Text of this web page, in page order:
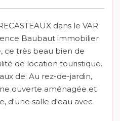
dans le VAR
Baubaut immobilier
ce très beau bien de
de location touristique.
de: Au rez-de-jardin,
ouverte aménagée et
d'une salle d'eau avec